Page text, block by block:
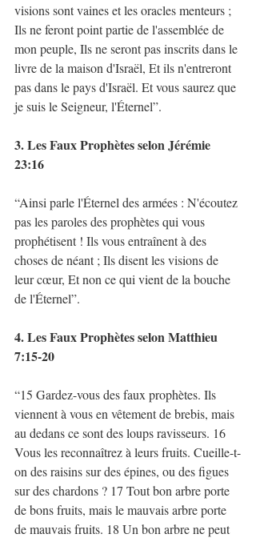
visions sont vaines et les oracles menteurs ;
Ils ne feront point partie de l'assemblée de
mon peuple, Ils ne seront pas inscrits dans le
livre de la maison d'Israël, Et ils n'entreront
pas dans le pays d'Israël. Et vous saurez que
je suis le Seigneur, l'Éternel”.
3. Les Faux Prophètes selon Jérémie
23:16
“Ainsi parle l'Éternel des armées : N'écoutez
pas les paroles des prophètes qui vous
prophétisent ! Ils vous entraînent à des
choses de néant ; Ils disent les visions de
leur cœur, Et non ce qui vient de la bouche
de l'Éternel”.
4. Les Faux Prophètes selon Matthieu
7:15-20
“15 Gardez-vous des faux prophètes. Ils
viennent à vous en vêtement de brebis, mais
au dedans ce sont des loups ravisseurs. 16
Vous les reconnaîtrez à leurs fruits. Cueille-t-
on des raisins sur des épines, ou des figues
sur des chardons ? 17 Tout bon arbre porte
de bons fruits, mais le mauvais arbre porte
de mauvais fruits. 18 Un bon arbre ne peut